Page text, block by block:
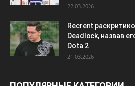
22.03.2026
Recrent
Deadlock, назвав
Dota 2
21.03.2026